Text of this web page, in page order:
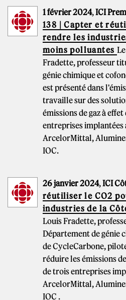
1 février 2024,ICI
138 | Capter et
rendre les
moins polluantes
Fradette, professeur
génie chimique et
est présenté dans
travaille sur des
émissions de gaz à
entreprises implantées
ArcelorMittal,
IOC.
26 janvier 2024,ICI
réutiliser le CO2
industries de la
Louis Fradette,
Département de génie
de CycleCarbone,
réduire les émissions
de trois entreprises
ArcelorMittal,
IOC .